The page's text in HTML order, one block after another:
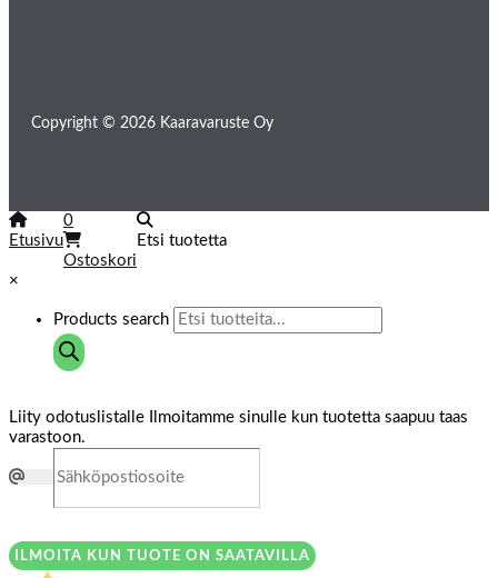
Copyright © 2026 Kaaravaruste Oy
Etusivu
0
Ostoskori
Etsi tuotetta
×
Products search
Liity odotuslistalle
Ilmoitamme sinulle kun tuotetta saapuu taas
varastoon.
ILMOITA KUN TUOTE ON SAATAVILLA